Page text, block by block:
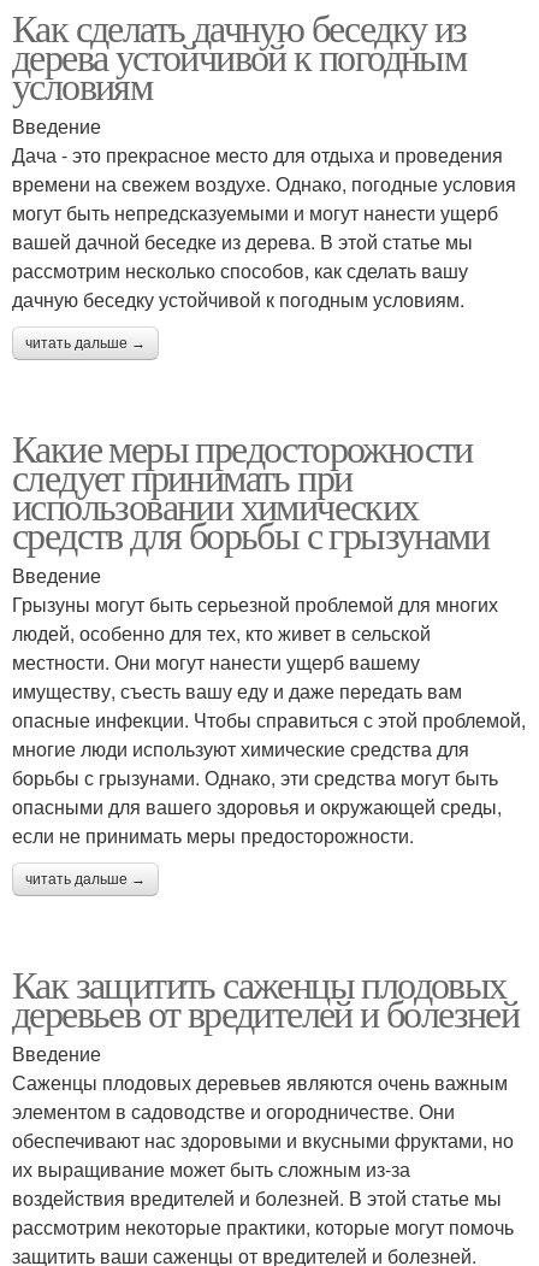
Как сделать дачную беседку из
дерева устойчивой к погодным
условиям
Введение
Дача - это прекрасное место для отдыха и проведения
времени на свежем воздухе. Однако, погодные условия
могут быть непредсказуемыми и могут нанести ущерб
вашей дачной беседке из дерева. В этой статье мы
рассмотрим несколько способов, как сделать вашу
дачную беседку устойчивой к погодным условиям.
читать дальше →
Какие меры предосторожности
следует принимать при
использовании химических
средств для борьбы с грызунами
Введение
Грызуны могут быть серьезной проблемой для многих
людей, особенно для тех, кто живет в сельской
местности. Они могут нанести ущерб вашему
имуществу, съесть вашу еду и даже передать вам
опасные инфекции. Чтобы справиться с этой проблемой,
многие люди используют химические средства для
борьбы с грызунами. Однако, эти средства могут быть
опасными для вашего здоровья и окружающей среды,
если не принимать меры предосторожности.
читать дальше →
Как защитить саженцы плодовых
деревьев от вредителей и болезней
Введение
Саженцы плодовых деревьев являются очень важным
элементом в садоводстве и огородничестве. Они
обеспечивают нас здоровыми и вкусными фруктами, но
их выращивание может быть сложным из-за
воздействия вредителей и болезней. В этой статье мы
рассмотрим некоторые практики, которые могут помочь
защитить ваши саженцы от вредителей и болезней.